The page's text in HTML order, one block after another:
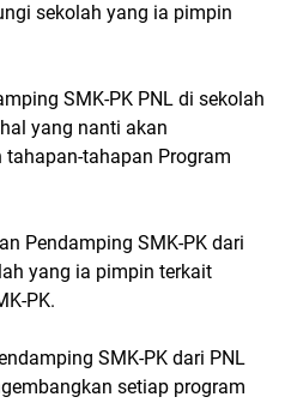
sekolah yang ia pimpin
SMK-PK PNL di sekolah
yang nanti akan
tahapan Program
Pendamping SMK-PK dari
yang ia pimpin terkait
PK.
SMK-PK dari PNL
setiap program